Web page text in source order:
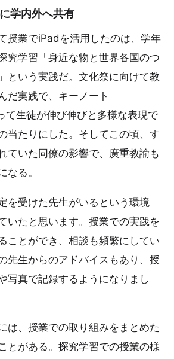
学内外へ共有
授業でiPadを活用したのは、学年
究学習「身近な物と世界各国のつ
という実践だ。文化祭に向けて教
だ実践で、キーノート
て生徒が伸び伸びと多様な表現で
当たりにした。そしてこの頃、す
ていた同僚の影響で、廣重教諭も
なる。
を受けた先生がいるという環境
いたと思います。授業での実践を
ことができ、相談も頻繁にしてい
先生からのアドバイスもあり、授
写真で記録するようになりまし
は、授業での取り組みをまとめた
とがある。探究学習での授業の様